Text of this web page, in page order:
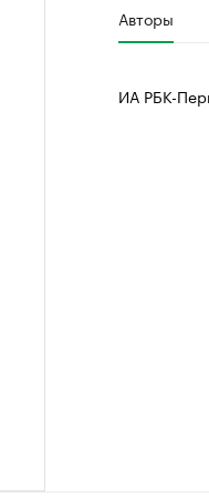
Авторы
ИА РБК-